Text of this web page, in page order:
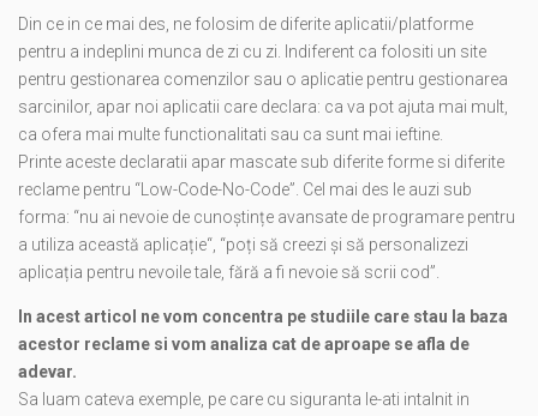
Din ce in ce mai des, ne folosim de diferite aplicatii/platforme
pentru a indeplini munca de zi cu zi. Indiferent ca folositi un site
pentru gestionarea comenzilor sau o aplicatie pentru gestionarea
sarcinilor, apar noi aplicatii care declara: ca va pot ajuta mai mult,
ca ofera mai multe functionalitati sau ca sunt mai ieftine.
Printe aceste declaratii apar mascate sub diferite forme si diferite
reclame pentru “Low-Code-No-Code”. Cel mai des le auzi sub
forma: “nu ai nevoie de cunoștințe avansate de programare pentru
a utiliza această aplicație“, “poți să creezi și să personalizezi
aplicația pentru nevoile tale, fără a fi nevoie să scrii cod”.
In acest articol ne vom concentra pe studiile care stau la baza
acestor reclame si vom analiza cat de aproape se afla de
adevar.
Sa luam cateva exemple, pe care cu siguranta le-ati intalnit in